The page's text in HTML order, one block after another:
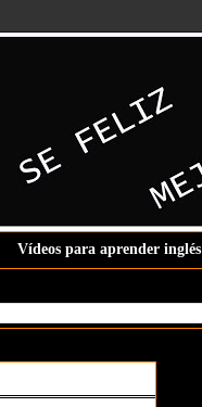
Vídeos para aprender inglés